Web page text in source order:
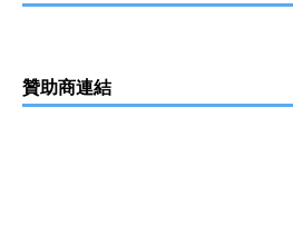
贊助商連結